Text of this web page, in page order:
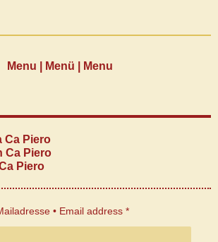
Menu | Menü | Menu
Piero
Piero
Piero
• Email address *